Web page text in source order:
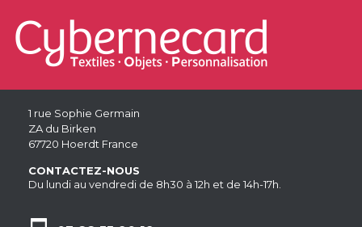
1 rue Sophie Germain
ZA du Birken
67720 Hoerdt France
CONTACTEZ-NOUS
Du lundi au vendredi de 8h30 à 12h et de 14h-17h.